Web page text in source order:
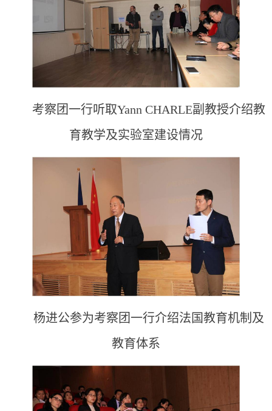
考察团一行听取Yann CHARLE副教授介绍教
育教学及实验室建设情况
杨进公参为考察团一行介绍法国教育机制及
教育体系